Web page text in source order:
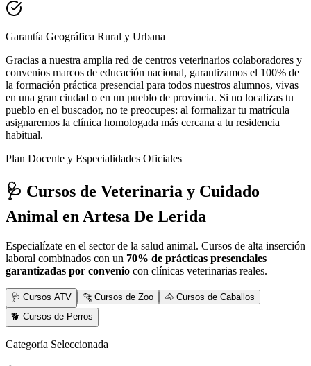
Garantía Geográfica Rural y Urbana
Gracias a nuestra amplia red de centros veterinarios colaboradores y
convenios marcos de educación nacional, garantizamos el 100% de
la formación práctica presencial para todos nuestros alumnos, vivas
en una gran ciudad o en un pueblo de provincia. Si no localizas tu
pueblo en el buscador, no te preocupes: al formalizar tu matrícula
asignaremos la clínica homologada más cercana a tu residencia
habitual.
Plan Docente y Especialidades Oficiales
🩺 Cursos de Veterinaria y Cuidado
Animal en Artesa De Lerida
Especialízate en el sector de la salud animal. Cursos de alta inserción
laboral combinados con un 70% de prácticas presenciales
garantizadas por convenio con clínicas veterinarias reales.
🩺 Cursos ATV 🐆 Cursos de Zoo
🐴 Cursos de Caballos
🐕 Cursos de Perros
Categoría Seleccionada